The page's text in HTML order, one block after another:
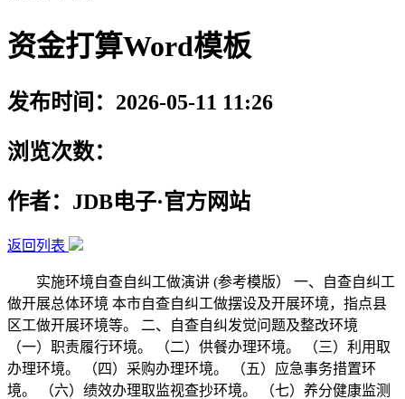
资金打算Word模板
发布时间：2026-05-11 11:26
浏览次数：
作者：JDB电子·官方网站
返回列表
实施环境自查自纠工做演讲 (参考模版） 一、自查自纠工
做开展总体环境 本市自查自纠工做摆设及开展环境，指点县
区工做开展环境等。 二、自查自纠发觉问题及整改环境
（一）职责履行环境。 （二）供餐办理环境。 （三）利用取
办理环境。 （四）采购办理环境。 （五）应急事务措置环
境。 （六）绩效办理取监视查抄环境。 （七）养分健康监测